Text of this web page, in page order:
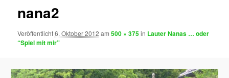
nana2
Veröffentlicht6. Oktober 2012 am500 × 375in Lauter Nanas … oder
“Spiel mit mir”